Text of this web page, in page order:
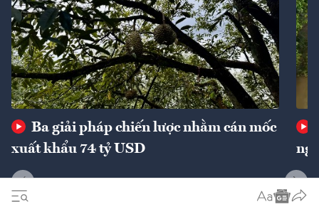
Ba giải pháp chiến lược nhằm cán mốc
xuất khẩu 74 tỷ USD